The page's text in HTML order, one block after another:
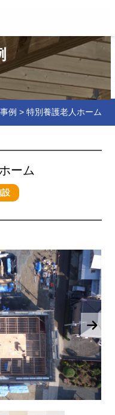
例 > 特別養護老人ホーム
ーム
設